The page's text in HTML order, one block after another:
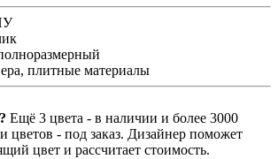
плитные материалы
Ещё 3 цвета - в наличии и более 3000
цветов - под заказ. Дизайнер поможет
цвет и рассчитает стоимость.